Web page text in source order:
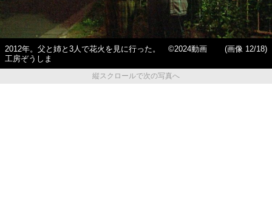
2012年。父と姉と3人で花火を見に行った。 ©2024動画
工房ぞうしま
(画像 12/18)
縦スクロールで次の写真へ